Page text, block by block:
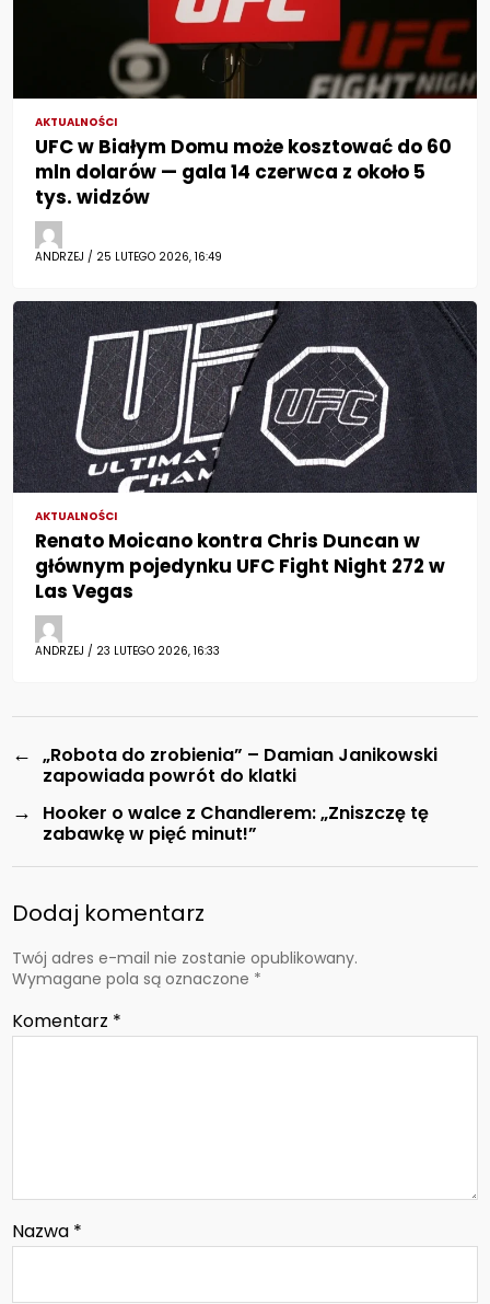
AKTUALNOŚCI
UFC w Białym Domu może kosztować do 60
mln dolarów — gala 14 czerwca z około 5
tys. widzów
ANDRZEJ / 25 LUTEGO 2026, 16:49
AKTUALNOŚCI
Renato Moicano kontra Chris Duncan w
głównym pojedynku UFC Fight Night 272 w
Las Vegas
ANDRZEJ / 23 LUTEGO 2026, 16:33
← „Robota do zrobienia” – Damian Janikowski
zapowiada powrót do klatki
→
Hooker o walce z Chandlerem: „Zniszczę tę
zabawkę w pięć minut!”
Dodaj komentarz
Twój adres e-mail nie zostanie opublikowany.
Wymagane pola są oznaczone *
Komentarz *
Nazwa *